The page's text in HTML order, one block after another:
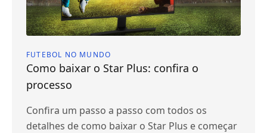
FUTEBOL NO MUNDO
Como baixar o Star Plus: confira o
processo
Confira um passo a passo com todos os
detalhes de como baixar o Star Plus e começar